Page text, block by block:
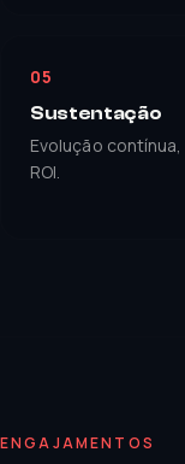
05
Sustentação
Evolução
ROI.
ENGAJAMENTOS